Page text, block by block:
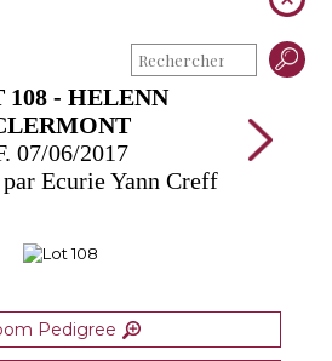
108 - HELENN
07/06/2017
par Ecurie Yann Creff
Pedigree